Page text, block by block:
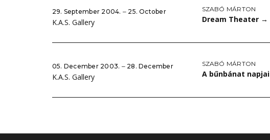
29. September 2004. ‒ 25. October
K.A.S. Gallery
SZABÓ MÁRTON
Dream Theater →
05. December 2003. ‒ 28. December
K.A.S. Gallery
SZABÓ MÁRTON
A bűnbánat napjai